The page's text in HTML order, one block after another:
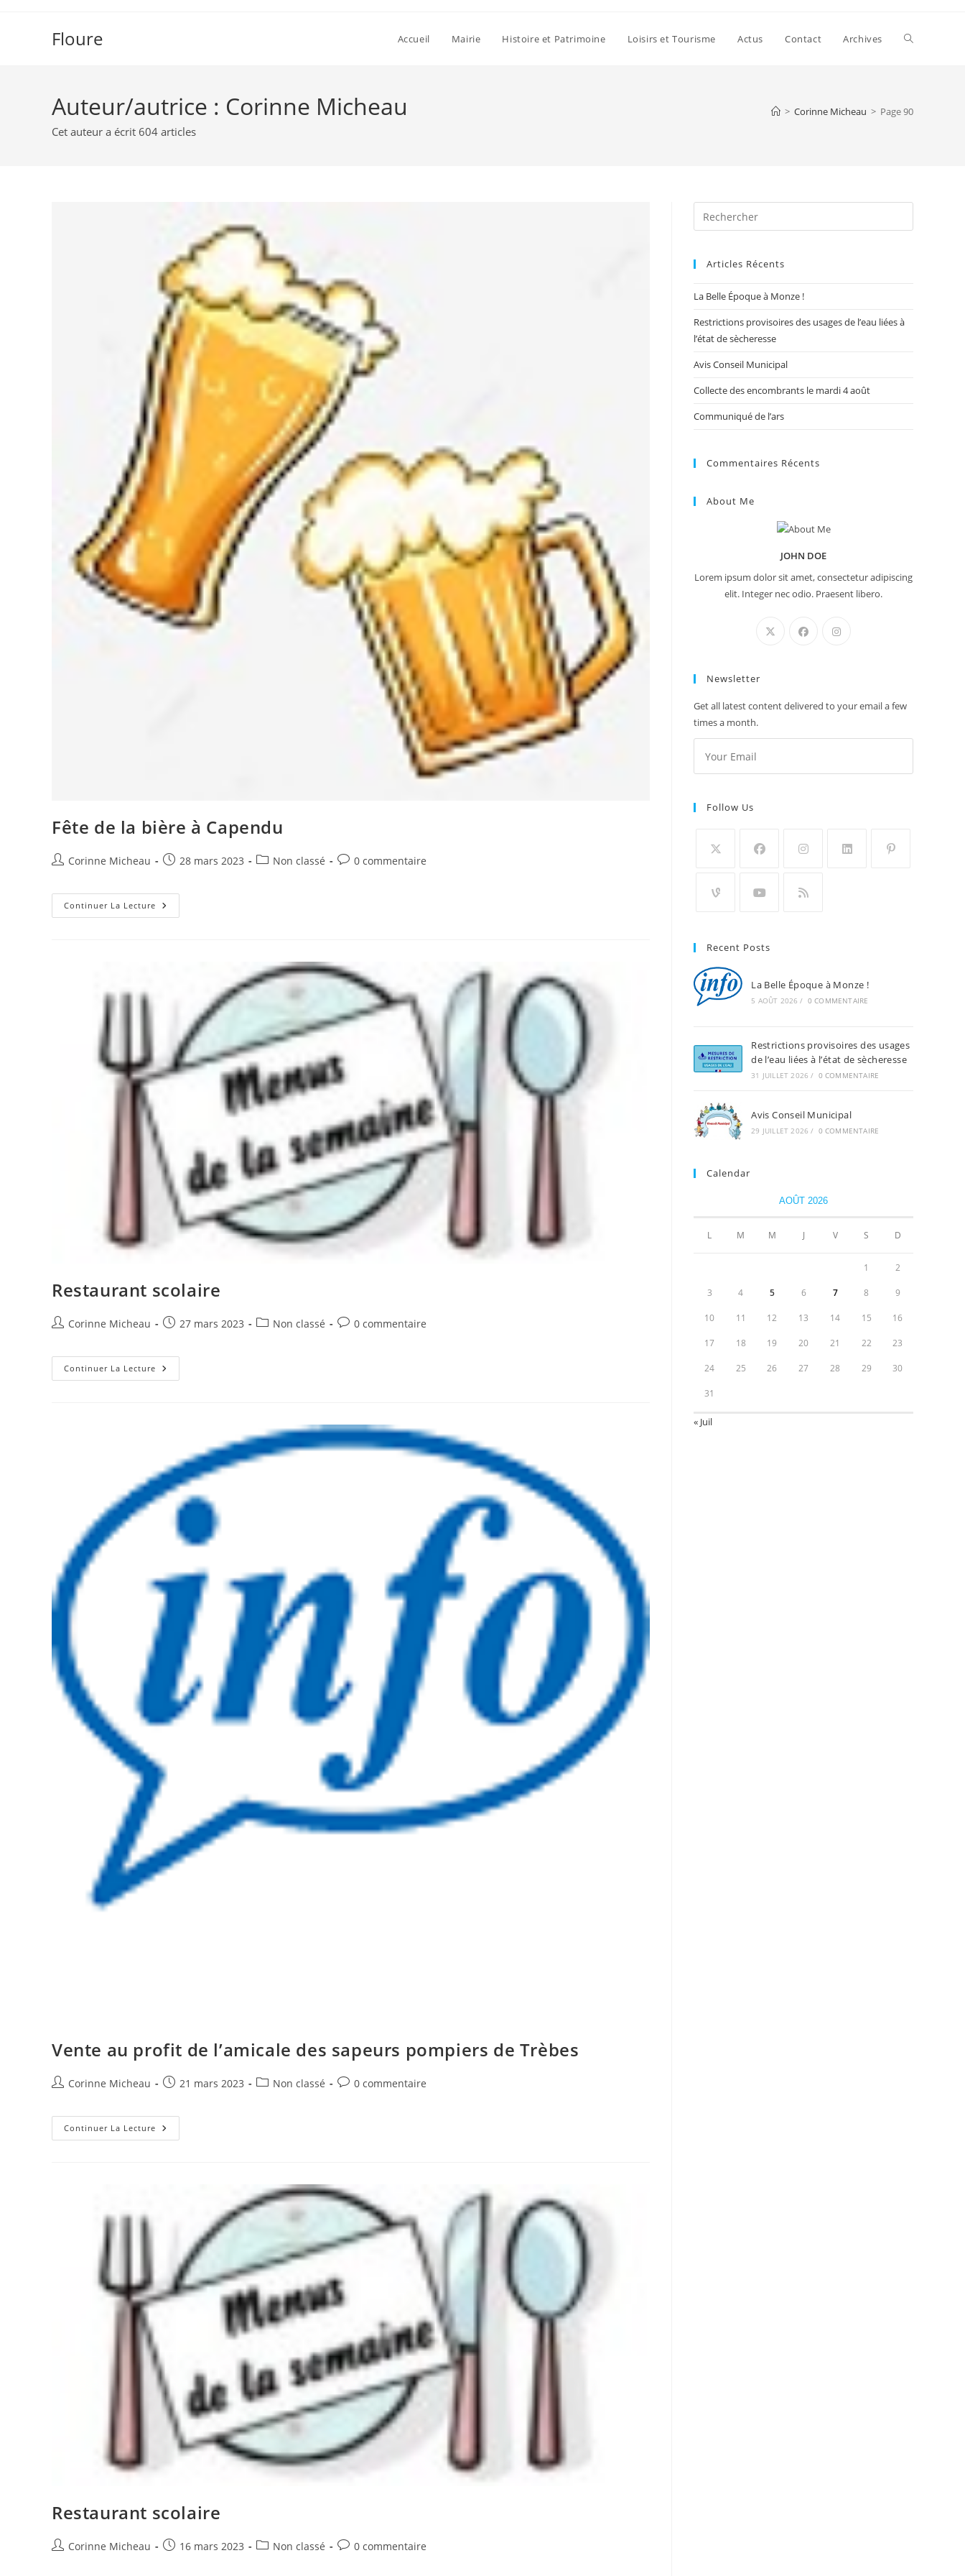
Floure Accueil Mairie Histoire et Patrimoine Loisirs et Tourisme Actus Contact Archives Toggle
Auteur/autrice : Corinne Micheau
Cet auteur a écrit 604 articles
> Corinne Micheau > Page 90
Fête de la bière à Capendu
Auteur/autrice
la
publication :
Corinne Micheau
Publication
28 mars 2023
PostNon classé
Commentaires
0 commentaire
Continuer La Lecture Fête
De
Restaurant scolaire
Auteur/autrice
la
publication :
Corinne Micheau
Publication
27 mars 2023
PostNon classé
Commentaires
0 commentaire
Continuer La Lecture Restaurant
Scolaire
Vente au profit de l’amicale des sapeurs pompiers de Trèbes
Auteur/autrice
la
publication :
Corinne Micheau
Publication
21 mars 2023
PostNon classé
Commentaires
0 commentaire
Continuer La Lecture Vente
Au
Restaurant scolaire
Auteur/autrice
Corinne Micheau
Publication
16 mars 2023
PostNon classé
Commentaires
0 commentaire
Escape
Articles Récents
La Belle Époque à Monze !
Restrictions provisoires des usages de l’eau liées à
l’état de sècheresse
Avis Conseil Municipal
Collecte des encombrants le mardi 4 août
Communiqué de l’ars
Commentaires Récents
About Me
JOHN DOE
Lorem ipsum dolor sit amet, consectetur adipiscing
elit. Integer nec odio. Praesent libero.
Newsletter
Get all latest content delivered to your email a few
times a month.
Follow Us
Recent Posts
La Belle Époque à Monze !
5 AOÛT 2026 / 0 COMMENTAIRE
Restrictions provisoires des usages
de l’eau liées à l’état de sècheresse
31 JUILLET 2026 / 0 COMMENTAIRE
Avis Conseil Municipal
29 JUILLET 2026 / 0 COMMENTAIRE
Calendar
AOÛT 2026
L M M J V S D
1 2
3 4 5 6 7 8 9
10 11 12 13 14 15 16
17 18 19 20 21 22 23
24 25 26 27 28 29 30
31
« Juil